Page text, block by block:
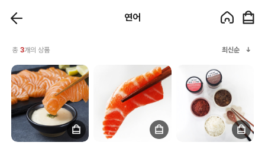
연어
총 3개의 상품 최신순